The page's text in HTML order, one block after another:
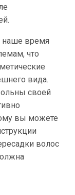
наше время
что
вида.
своей
вы можете
волос